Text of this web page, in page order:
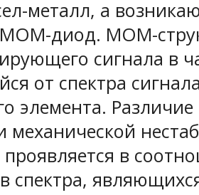
металл, а
МОМ-диод. МОМ-
сигнала в
от спектра
элемента.
механической
проявляется в
спектра,